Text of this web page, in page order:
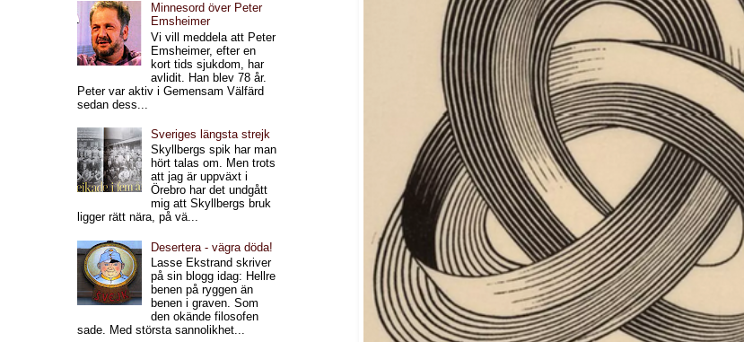
Minnesord över Peter
Emsheimer
Vi vill meddela att Peter
Emsheimer, efter en
kort tids sjukdom, har
avlidit. Han blev 78 år.
Peter var aktiv i Gemensam Välfärd
sedan dess...
Sveriges längsta strejk
Skyllbergs spik har man
hört talas om. Men trots
att jag är uppväxt i
Örebro har det undgått
mig att Skyllbergs bruk
ligger rätt nära, på vä...
Desertera - vägra döda!
Lasse Ekstrand skriver
på sin blogg idag: Hellre
benen på ryggen än
benen i graven. Som
den okände filosofen
sade. Med största sannolikhet...